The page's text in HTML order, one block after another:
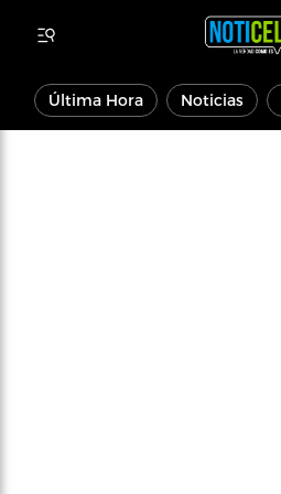
Última Hora Noticias